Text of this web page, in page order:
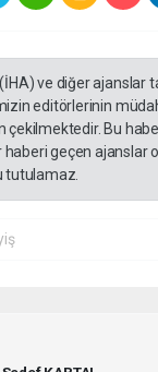
ve diğer ajanslar
editörlerinin
çekilmektedir. Bu
geçen ajanslar
tutulamaz.